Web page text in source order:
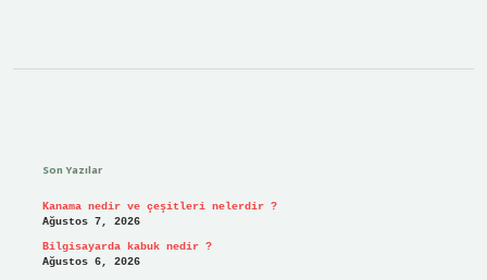
Son Yazılar
Kanama nedir ve çeşitleri nelerdir ?
Ağustos 7, 2026
Bilgisayarda kabuk nedir ?
Ağustos 6, 2026